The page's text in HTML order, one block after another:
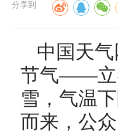
分享到
中国天
节气——立
雪，气温
而来，公